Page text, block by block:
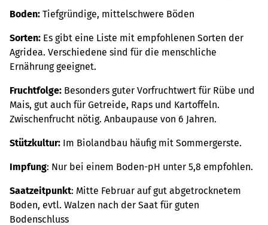
Boden: Tiefgründige, mittelschwere Böden
Sorten: Es gibt eine Liste mit empfohlenen Sorten der
Agridea. Verschiedene sind für die menschliche
Ernährung geeignet.
Fruchtfolge: Besonders guter Vorfruchtwert für Rübe und
Mais, gut auch für Getreide, Raps und Kartoffeln.
Zwischenfrucht nötig. Anbaupause von 6 Jahren.
Stützkultur: Im Biolandbau häufig mit Sommergerste.
Impfung: Nur bei einem Boden-pH unter 5,8 empfohlen.
Saatzeitpunkt: Mitte Februar auf gut abgetrocknetem
Boden, evtl. Walzen nach der Saat für guten
Bodenschluss